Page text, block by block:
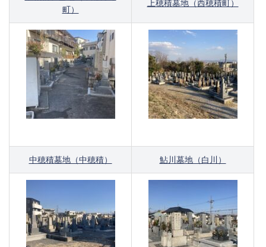
町）
上穂積墓地（西穂積町）
中穂積墓地（中穂積） 鮎川墓地（白川）